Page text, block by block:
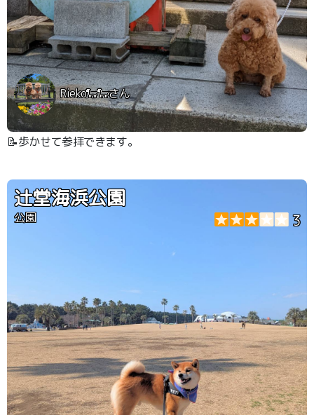
Rieko🐑🐑さん
📝歩かせて参拝できます。
辻堂海浜公園
公園 3